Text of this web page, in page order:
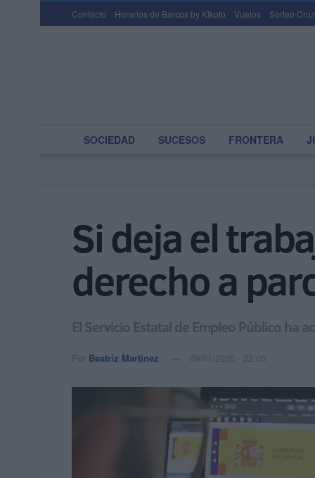
Contacto Horarios de Barcos by Kikoto Vuelos Sorteo
SOCIEDAD SUCESOS FRONTERA
Si deja el
derecho a
El Servicio Estatal de Empleo Público ha
Por Beatriz Martínez 09/01/2026 - 22:05